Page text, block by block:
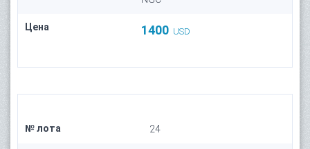
Цена 1400 USD
№ лота 24